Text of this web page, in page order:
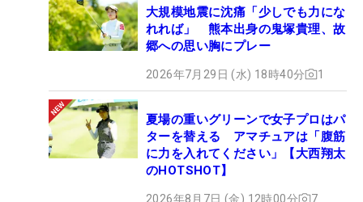
大規模地震に沈痛「少しでも力にな
れれば」 熊本出身の鬼塚貴理、故
郷への思い胸にプレー
2026年7月29日 (水) 18時40分 1
夏場の重いグリーンで女子プロはパ
ターを替える アマチュアは「腹筋
に力を入れてください」【大西翔太
のHOTSHOT】
2026年8月7日 (金) 12時00分 7